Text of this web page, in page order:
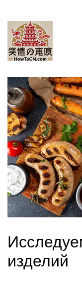
изделий